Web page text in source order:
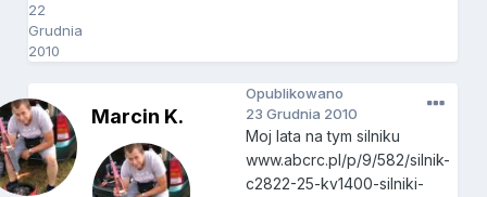
22
Grudnia
2010
Marcin K.
Opublikowano
23 Grudnia 2010
Moj lata na tym silniku
www.abcrc.pl/p/9/582/silnik-
c2822-25-kv1400-silniki-